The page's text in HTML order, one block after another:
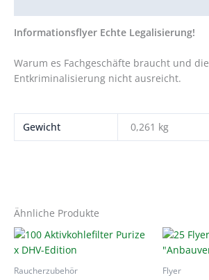
Informationsflyer Echte Legalisierung!
Warum es Fachgeschäfte braucht und die
Entkriminalisierung nicht ausreicht.
Gewicht 0,261 kg
Ähnliche Produkte
Raucherzubehör Flyer